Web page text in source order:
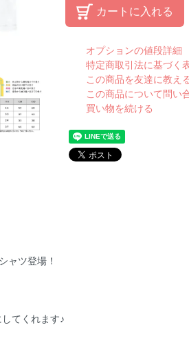
カートに入れる
オプションの値段詳細
特定商取引法に基づく
この商品を友達に教え
この商品について問い
買い物を続ける
ャツ登場！
てくれます♪